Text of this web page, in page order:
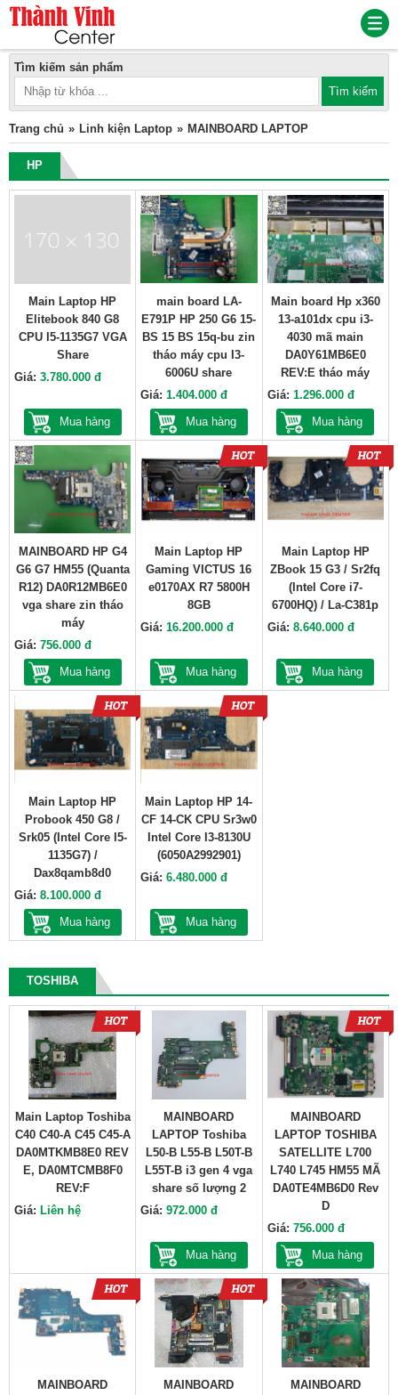
Tìm kiếm sản phẩm
Trang chủ Linh kiện Laptop MAINBOARD LAPTOP
HP
Main Laptop HP
Elitebook 840 G8
CPU I5-1135G7 VGA
Share
Giá: 3.780.000 đ
Mua hàng
main board LA-
E791P HP 250 G6 15-
BS 15 BS 15q-bu zin
tháo máy cpu I3-
6006U share
Giá:1.404.000 đ
Mua hàng
Main board Hp x360
13-a101dx cpu i3-
4030 mã main
DA0Y61MB6E0
REV:E tháo máy
Giá: 1.296.000 đ
Mua hàng
MAINBOARD HP G4
G6 G7 HM55 (Quanta
R12) DA0R12MB6E0
vga share zin tháo
máy
Giá: 756.000 đ
Mua hàng
Main Laptop HP
Gaming VICTUS 16
e0170AX R7 5800H
8GB
Giá:16.200.000 đ
Mua hàng
Main Laptop HP
ZBook 15 G3 / Sr2fq
(Intel Core i7-
6700HQ) / La-C381p
Giá: 8.640.000 đ
Mua hàng
Main Laptop HP
Probook 450 G8 /
Srk05 (Intel Core I5-
1135G7) /
Dax8qamb8d0
Giá: 8.100.000 đ
Mua hàng
Main Laptop HP 14-
CF 14-CK CPU Sr3w0
Intel Core I3-8130U
(6050A2992901)
Giá:6.480.000 đ
Mua hàng
TOSHIBA
Main Laptop Toshiba
C40 C40-A C45 C45-A
DA0MTKMB8E0 REV
E, DA0MTCMB8F0
REV:F
Giá: Liên hệ
MAINBOARD
LAPTOP Toshiba
L50-B L55-B L50T-B
L55T-B i3 gen 4 vga
share số lượng 2
Giá:972.000 đ
Mua hàng
MAINBOARD
LAPTOP TOSHIBA
SATELLITE L700
L740 L745 HM55 MÃ
DA0TE4MB6D0 Rev
D
Giá: 756.000 đ
Mua hàng
MAINBOARD
MAINBOARD
MAINBOARD